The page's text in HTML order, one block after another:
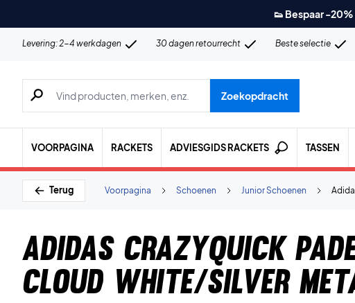
👟 Bespaar -
Levering: 2-4 werkdagen 30 dagen retourrecht Beste selectie
Zoeken naar producten, merken etc.
Zoekopdracht
VOORPAGINA RACKETS ADVIESGIDS RACKETS TASSEN
Terug Junior Schoenen
Schoenen
Voorpagina
Adidas Crazyquick
Cloud White/Silver